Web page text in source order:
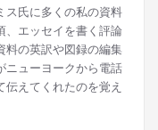
ス氏に多くの私の資料
、エッセイを書く評論
料の英訳や図録の編集
ニューヨークから電話
えてくれたのを覚え